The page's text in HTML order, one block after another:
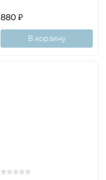
880 ₽
В корзину